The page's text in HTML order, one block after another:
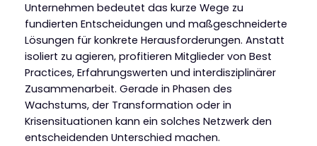
Unternehmen bedeutet das kurze Wege zu
fundierten Entscheidungen und maßgeschneiderte
Lösungen für konkrete Herausforderungen. Anstatt
isoliert zu agieren, profitieren Mitglieder von Best
Practices, Erfahrungswerten und interdisziplinärer
Zusammenarbeit. Gerade in Phasen des
Wachstums, der Transformation oder in
Krisensituationen kann ein solches Netzwerk den
entscheidenden Unterschied machen.